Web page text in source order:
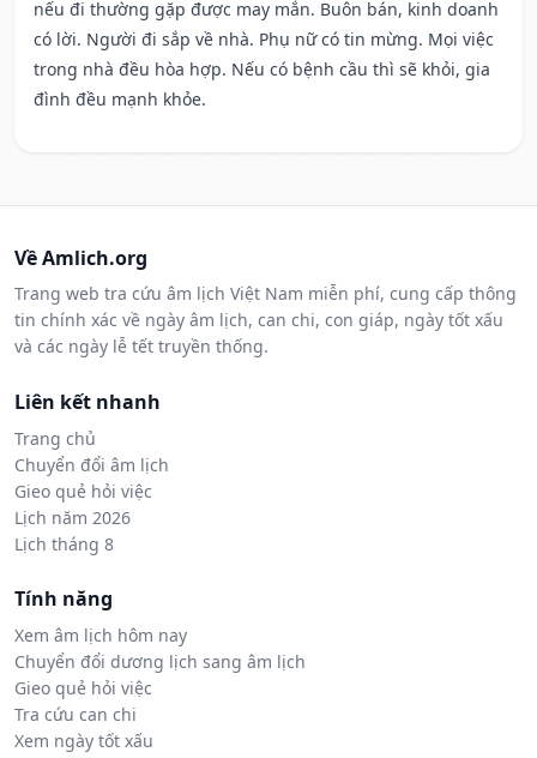
nếu đi thường gặp được may mắn. Buôn bán, kinh doanh
có lời. Người đi sắp về nhà. Phụ nữ có tin mừng. Mọi việc
trong nhà đều hòa hợp. Nếu có bệnh cầu thì sẽ khỏi, gia
đình đều mạnh khỏe.
Về Amlich.org
Trang web tra cứu âm lịch Việt Nam miễn phí, cung cấp thông
tin chính xác về ngày âm lịch, can chi, con giáp, ngày tốt xấu
và các ngày lễ tết truyền thống.
Liên kết nhanh
Trang chủ
Chuyển đổi âm lịch
Gieo quẻ hỏi việc
Lịch năm 2026
Lịch tháng 8
Tính năng
Xem âm lịch hôm nay
Chuyển đổi dương lịch sang âm lịch
Gieo quẻ hỏi việc
Tra cứu can chi
Xem ngày tốt xấu